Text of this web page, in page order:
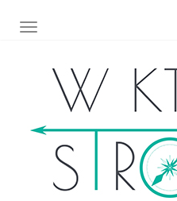
TOGGLE NAVIGATION